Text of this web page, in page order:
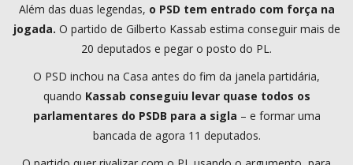
Além das duas legendas, o PSD tem entrado com força na
jogada. O partido de Gilberto Kassab estima conseguir mais de
20 deputados e pegar o posto do PL.
O PSD inchou na Casa antes do fim da janela partidária,
quando Kassab conseguiu levar quase todos os
parlamentares do PSDB para a sigla – e formar uma
bancada de agora 11 deputados.